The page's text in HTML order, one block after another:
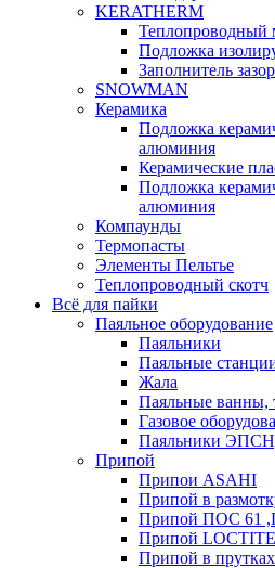
KERATHERM
Теплопроводный
Подложка
Заполнитель
SNOWMAN
Керамика
Подложка
алюминия
Керамические
Подложка
алюминия
Компаунды
Термопасты
Элементы Пельтье
Теплопроводный скотч
Всё для пайки
Паяльное оборудование
Паяльники
Паяльные
Жала
Паяльные ванны,
Газовое
Паяльники
Припой
Припои ASAHI
Припой в
Припой ПОС 61
Припой
Припой в прутках